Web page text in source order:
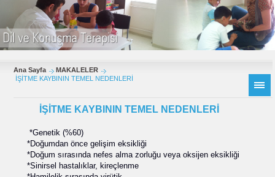
Ana Sayfa
MAKALELER
İŞİTME KAYBININ TEMEL NEDENLERİ
İŞİTME KAYBININ TEMEL NEDENLERİ
*Genetik (%60)
*Doğumdan önce gelişim eksikliği
*Doğum sırasında nefes alma zorluğu veya oksijen eksikliği
*Sinirsel hastalıklar, kireçlenme